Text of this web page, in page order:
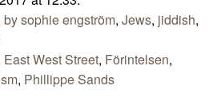
by sophie engström, Jews, jiddish,
East West Street, Förintelsen,
, Phillippe Sands